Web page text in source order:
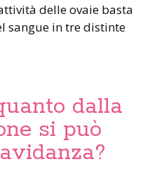
sangue in tre distinte
dalla
si può